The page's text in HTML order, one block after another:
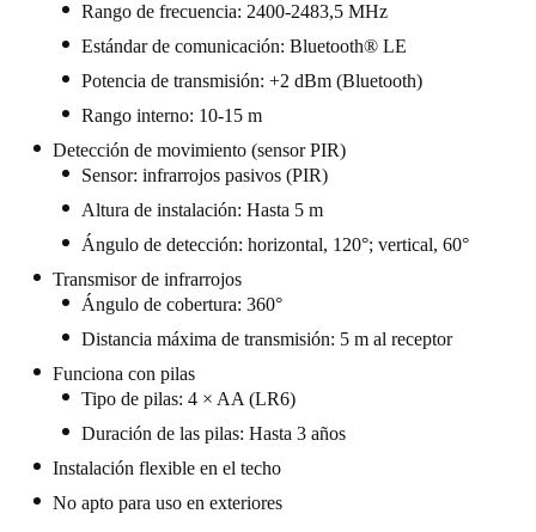
Rango de frecuencia: 2400-2483,5 MHz
Estándar de comunicación: Bluetooth® LE
Potencia de transmisión: +2 dBm (Bluetooth)
Rango interno: 10-15 m
Detección de movimiento (sensor PIR)
Sensor: infrarrojos pasivos (PIR)
Altura de instalación: Hasta 5 m
Ángulo de detección: horizontal, 120°; vertical, 60°
Transmisor de infrarrojos
Ángulo de cobertura: 360°
Distancia máxima de transmisión: 5 m al receptor
Funciona con pilas
Tipo de pilas: 4 × AA (LR6)
Duración de las pilas: Hasta 3 años
Instalación flexible en el techo
No apto para uso en exteriores